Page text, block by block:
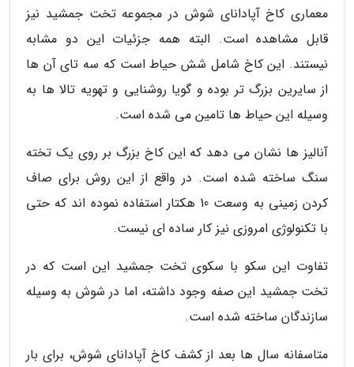
معماری کاخ آپادانای شوش در مجموعه تخت جمشید نیز
قابل مشاهده است. البته همه جزئیات این دو مشابه
نیستند. این کاخ شامل شش حیاط است که سه تای آن ها
از سایرین بزرگ تر بوده و گویا روشنایی و تهویه تالا ها به
وسیله این حیاط ها تامین می شده است.
آنالیز ها نشان می دهد که این کاخ بزرگ بر روی یک تخته
سنگ ساخته شده است. در واقع از این روش برای صاف
کردن زمینی به وسعت 10 هکتار استفاده نموده اند که حتی
با تکنولوژی امروزی نیز کار ساده ای نیست.
تفاوت این سکو با سکوی تخت جمشید این است که در
تخت جمشید این صفه وجود داشته، اما در شوش به وسیله
سازندگان ساخته شده است.
متاسفانه سال ها بعد از کشف کاخ آپادانای شوش، برای بار